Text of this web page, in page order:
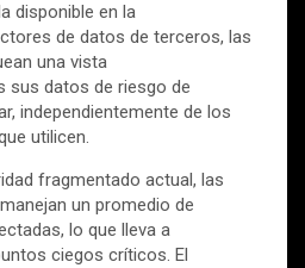
disponible en la
de datos de terceros, las
una vista
sus datos de riesgo de
independientemente de los
utilicen.
fragmentado actual, las
un promedio de
lo que lleva a
ciegos críticos. El